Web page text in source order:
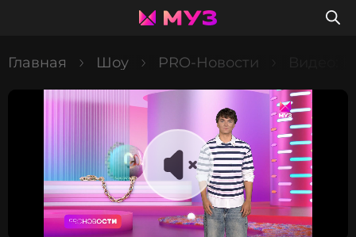
Главная Шоу PRO-Новости